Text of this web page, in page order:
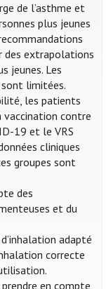
de l’asthme et
plus jeunes
des extrapolations
jeunes. Les
sont limitées.
les patients
vaccination contre
19 et le VRS
cliniques
groupes sont
des
et du
adapté
correcte
en compte